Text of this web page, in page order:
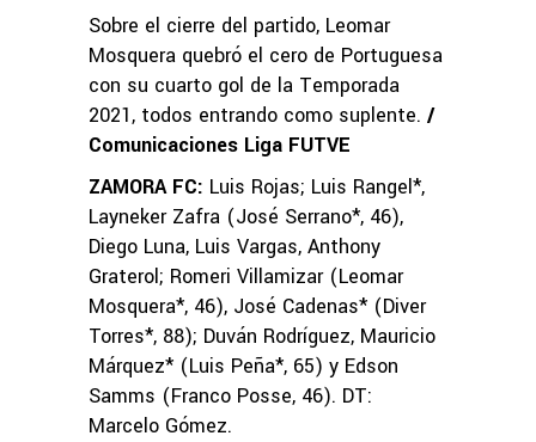
Sobre el cierre del partido, Leomar
Mosquera quebró el cero de Portuguesa
con su cuarto gol de la Temporada
2021, todos entrando como suplente. /
Comunicaciones Liga FUTVE
ZAMORA FC: Luis Rojas; Luis Rangel*,
Layneker Zafra (José Serrano*, 46),
Diego Luna, Luis Vargas, Anthony
Graterol; Romeri Villamizar (Leomar
Mosquera*, 46), José Cadenas* (Diver
Torres*, 88); Duván Rodríguez, Mauricio
Márquez* (Luis Peña*, 65) y Edson
Samms (Franco Posse, 46). DT:
Marcelo Gómez.